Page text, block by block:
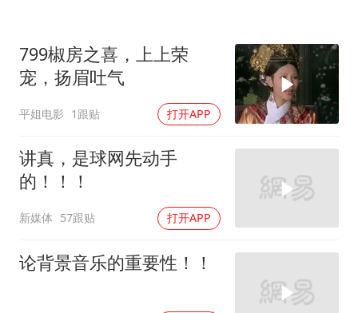
灌溉水坝被隔成鱼塘 村民投诉20余年
韩军前线部队连曝丑闻
上海有出现龙卷潜势
奋力开创中国式现代化建设新局面
799椒房之喜，上上荣
宠，扬眉吐气
平姐电影 1跟贴 打开APP
讲真，是球网先动手
的！！！
新媒体 57跟贴 打开APP
论背景音乐的重要性！！